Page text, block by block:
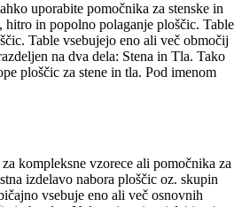
uporabite pomočnika za stenske in
hitro in popolno polaganje ploščic. Table
Table vsebujejo eno ali več območij
na dva dela: Stena in Tla. Tako
ploščic za stene in tla. Pod imenom
kompleksne vzorece ali pomočnika za
izdelavo nabora ploščic oz. skupin
vsebuje eno ali več osnovnih